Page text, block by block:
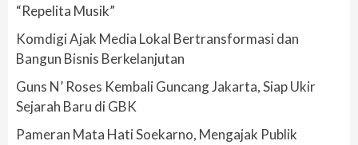
“Repelita Musik”
Komdigi Ajak Media Lokal Bertransformasi dan
Bangun Bisnis Berkelanjutan
Guns N’ Roses Kembali Guncang Jakarta, Siap Ukir
Sejarah Baru di GBK
Pameran Mata Hati Soekarno, Mengajak Publik